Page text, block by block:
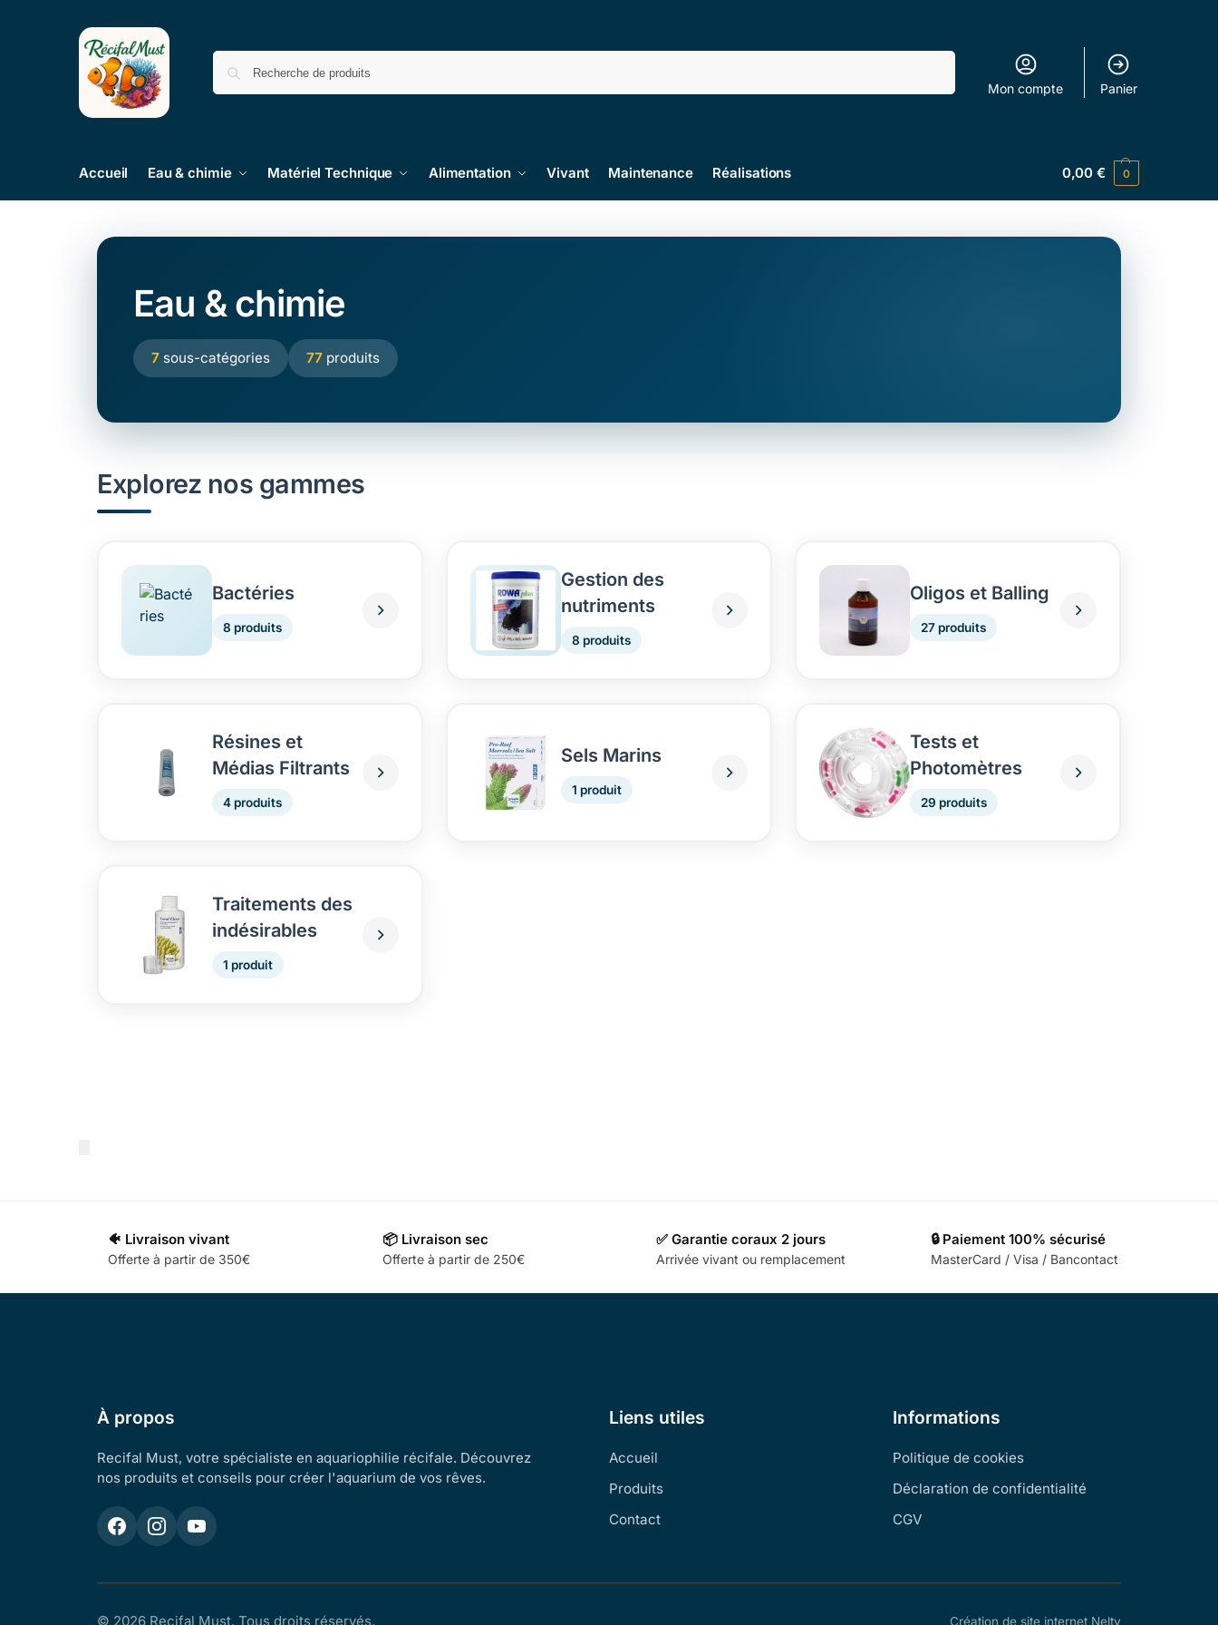
Mon compte Panier
Accueil Eau & chimie Matériel Technique Alimentation Vivant Maintenance Réalisations 0,00€ 0
Eau & chimie
7 sous-catégories 77 produits
Explorez nos gammes
Bactéries
8 produits
Gestion des
nutriments
8 produits
Oligos et Balling
27 produits
Résines et
Médias Filtrants
4 produits
Sels Marins
1 produit
Tests et
Photomètres
29 produits
Traitements des
indésirables
1 produit
🐠 Livraison vivant
Offerte à partir de 350€
📦 Livraison sec
Offerte à partir de 250€
✅ Garantie coraux 2 jours
Arrivée vivant ou remplacement
🔒 Paiement 100% sécurisé
MasterCard / Visa / Bancontact
À propos
Recifal Must, votre spécialiste en aquariophilie récifale. Découvrez
nos produits et conseils pour créer l'aquarium de vos rêves.
Liens utiles
Accueil
Produits
Contact
Informations
Politique de cookies
Déclaration de confidentialité
CGV
© 2026 Recifal Must. Tous droits réservés. Création de site internet Nelty